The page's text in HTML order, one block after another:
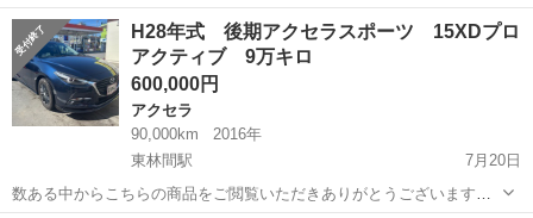
ップには、5ドアハッチバック「アクセラスポーツ」、4ドアセダン
「アクセラ」、チューニングスポーツ「マツダスピードアクセラ」、
そしてハイブリッドモデル「アクセ...
神奈川 藤沢市 寒川駅 アクセラ
H28年式 後期アクセラスポーツ 15XDプロ
アクティブ 9万キロ
600,000円
アクセラ
90,000km
2016年
東林間駅
7月20日
数ある中からこちらの商品をご閲覧いただきありがとうございます。